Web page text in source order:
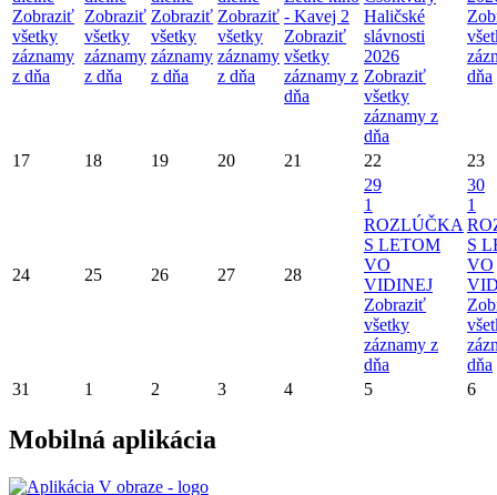
Zobraziť
všetky
záznamy
z dňa
Zobraziť
všetky
záznamy
z dňa
Zobraziť
všetky
záznamy
z dňa
Zobraziť
všetky
záznamy
z dňa
- Kavej 2
Zobraziť
všetky
záznamy z
dňa
Haličské
slávnosti
2026
Zobraziť
všetky
záznamy z
dňa
dňa
17 18 19 20 21 22 23
24 25 26 27 28
29
1
ROZLÚČKA
S LETOM
VO
VIDINEJ
Zobraziť
všetky
záznamy z
dňa
30
1
S
VO
dňa
31
1 2 3 4 5 6
Mobilná aplikácia